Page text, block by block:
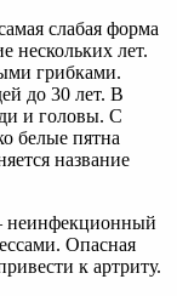
слабая форма
нескольких лет.
грибками.
до 30 лет. В
и головы. С
белые пятна
название
неинфекционный
Опасная
к артриту.